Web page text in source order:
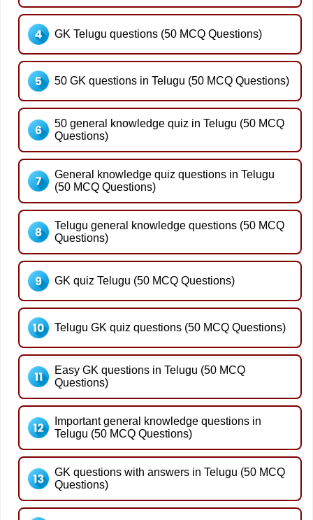
GK Telugu questions (50 MCQ Questions)
50 GK questions in Telugu (50 MCQ Questions)
50 general knowledge quiz in Telugu (50 MCQ
Questions)
General knowledge quiz questions in Telugu
(50 MCQ Questions)
Telugu general knowledge questions (50 MCQ
Questions)
GK quiz Telugu (50 MCQ Questions)
Telugu GK quiz questions (50 MCQ Questions)
Easy GK questions in Telugu (50 MCQ
Questions)
Important general knowledge questions in
Telugu (50 MCQ Questions)
GK questions with answers in Telugu (50 MCQ
Questions)